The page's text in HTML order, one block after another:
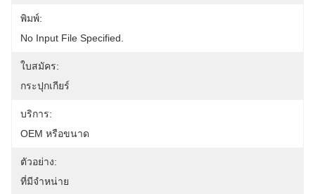
พิมพ์:
No Input File Specified.
ใบสมัคร:
กระปุกเกียร์
บริการ:
OEM หรือขนาด
ตัวอย่าง:
ที่มีจำหน่าย